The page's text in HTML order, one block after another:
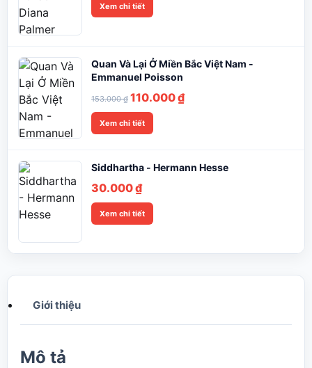
Xem chi tiết
Quan Và Lại Ở Miền Bắc Việt Nam -
Emmanuel Poisson
153.000₫ Giá
gốc
là:
110.000₫Giá
110.000 ₫.
Xem chi tiết
Siddhartha - Hermann Hesse
30.000₫
Xem chi tiết
Giới thiệu
Mô tả